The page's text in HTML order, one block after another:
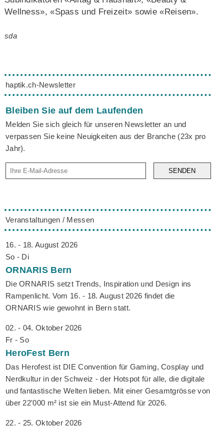
Wellness», «Spass und Freizeit» sowie «Reisen».
sda
haptik.ch-Newsletter
Bleiben Sie auf dem Laufenden
Melden Sie sich gleich für unseren Newsletter an und
verpassen Sie keine Neuigkeiten aus der Branche (23x pro
Jahr).
SENDEN
Veranstaltungen / Messen
16. - 18. August 2026
So - Di
ORNARIS Bern
Die ORNARIS setzt Trends, Inspiration und Design ins
Rampenlicht. Vom 16. - 18. August 2026 findet die
ORNARIS wie gewohnt in Bern statt.
02. - 04. Oktober 2026
Fr - So
HeroFest Bern
Das Herofest ist DIE Convention für Gaming, Cosplay und
Nerdkultur in der Schweiz - der Hotspot für alle, die digitale
und fantastische Welten lieben. Mit einer Gesamtgrösse von
über 22'000 m² ist sie ein Must-Attend für 2026.
22. - 25. Oktober 2026